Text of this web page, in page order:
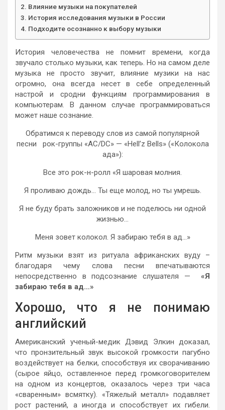
Влияние музыки на покупателей
История исследования музыки в России
Подходите осознанно к выбору музыки
История человечества не помнит времени, когда
звучало столько музыки, как теперь. Но на самом деле
музыка не просто звучит, влияние музики на нас
огромно, она всегда несет в себе определенный
настрой и сродни функциям программирования в
компьютерам. В данном случае программироваться
может наше сознание.
Обратимся к переводу слов из самой популярной
песни рок-группы «AC/DC» — «Hell’z Bells» («Колокола
ада»):
Все это рок-н-ролл «Я шаровая молния.
Я проливаю дождь… Ты еще молод, но ты умрешь.
Я не буду брать заложников и не поделюсь ни одной
жизнью…
Меня зовет колокол. Я забираю тебя в ад…»
Ритм музыки взят из ритуала африканских вуду –
благодаря чему слова песни впечатываются
непосредственно в подсознание слушателя —
«Я
забираю тебя в ад…»
Хорошо, что я не понимаю
английский
Американский ученый-медик Дэвид Элкин доказал,
что пронзительный звук высокой громкости пагубно
воздействует на белки, способствуя их сворачиванию
(сырое яйцо, оставленное перед громкоговорителем
на одном из концертов, оказалось через три часа
«сваренным» всмятку). «Тяжелый металл» подавляет
рост растений, а иногда и способствует их гибели.